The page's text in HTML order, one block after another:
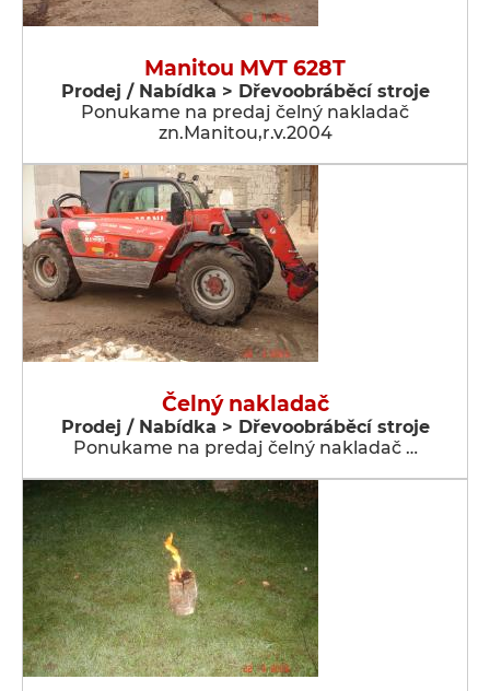
Manitou MVT 628T
Prodej / Nabídka > Dřevoobráběcí stroje
Ponukame na predaj čelný nakladač
zn.Manitou,r.v.2004
Čelný nakladač
Prodej / Nabídka > Dřevoobráběcí stroje
Ponukame na predaj čelný nakladač …